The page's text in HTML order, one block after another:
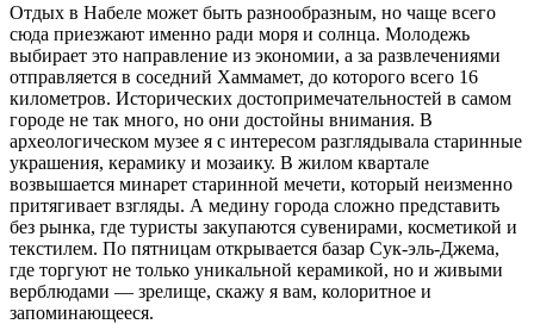
Отдых в Набеле может быть разнообразным, но чаще всего
сюда приезжают именно ради моря и солнца. Молодежь
выбирает это направление из экономии, а за развлечениями
отправляется в соседний Хаммамет, до которого всего 16
километров. Исторических достопримечательностей в самом
городе не так много, но они достойны внимания. В
археологическом музее я с интересом разглядывала старинные
украшения, керамику и мозаику. В жилом квартале
возвышается минарет старинной мечети, который неизменно
притягивает взгляды. А медину города сложно представить
без рынка, где туристы закупаются сувенирами, косметикой и
текстилем. По пятницам открывается базар Сук-эль-Джема,
где торгуют не только уникальной керамикой, но и живыми
верблюдами — зрелище, скажу я вам, колоритное и
запоминающееся.